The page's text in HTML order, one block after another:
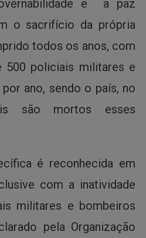
e a paz
o sacrifício da própria
todos os anos, com
500 policiais militares e
ano, sendo o país, no
são mortos esses
é reconhecida em
com a inatividade
militares e bombeiros
pela Organização